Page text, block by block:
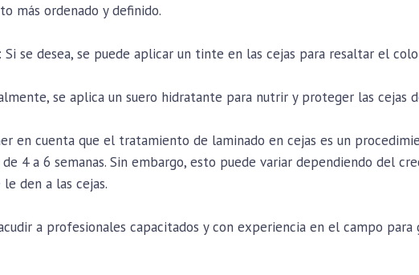
más ordenado y definido.
Si se desea, se puede aplicar un tinte en las cejas para resaltar el
se aplica un suero hidratante para nutrir y proteger las cejas
en cuenta que el tratamiento de laminado en cejas es un
4 a 6 semanas. Sin embargo, esto puede variar dependiendo del
den a las cejas.
a profesionales capacitados y con experiencia en el campo para